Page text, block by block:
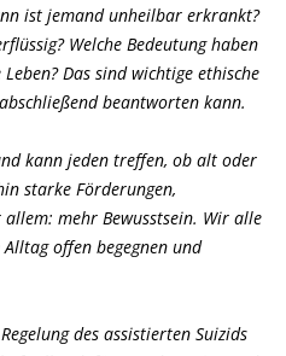
ist jemand unheilbar erkrankt?
Welche Bedeutung haben
Das sind wichtige ethische
beantworten kann.
kann jeden treffen, ob alt oder
starke Förderungen,
mehr Bewusstsein. Wir alle
offen begegnen und
des assistierten Suizids